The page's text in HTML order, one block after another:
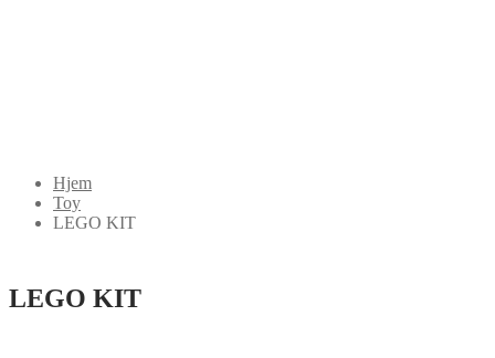
Hjem
Toy
LEGO KIT
LEGO KIT